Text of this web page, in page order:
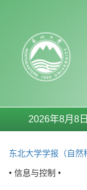
2026年8月8
东北大学学报（自然
• 信息与控制 •